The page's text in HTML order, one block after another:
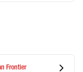
Frontier